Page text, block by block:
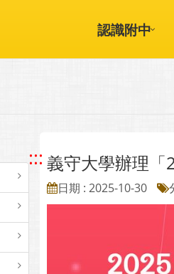
認識附中
::: 義守大學辦理「
日期 : 2025-10-30